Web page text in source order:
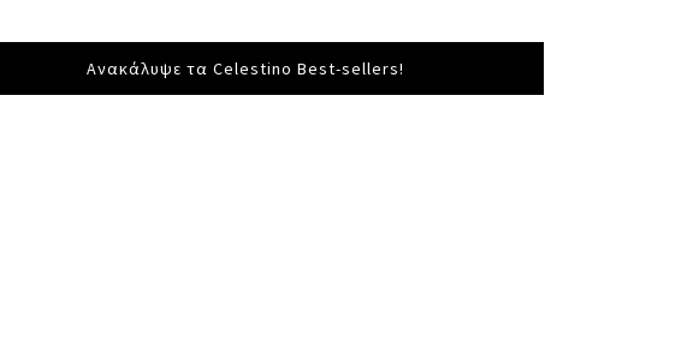
Ανακάλυψε τα Celestino Best-sellers!